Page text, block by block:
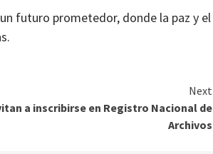
futuro prometedor, donde la paz y el
Next
a inscribirse en Registro Nacional de
Archivos